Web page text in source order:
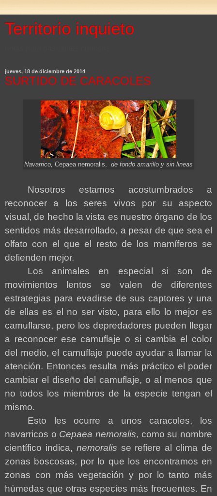
Territorio inquieto
jueves, 18 de diciembre de 2014
SURTIDO DE CARACOLES
Navarrico, Cepaea nemoralis, de fondo amarillo y sin lineas
Nosotros estamos acostumbrados a
reconocer a los seres vivos por su aspecto
visual, de hecho la vista es nuestro órgano de los
sentidos más desarrollado, a pesar de que sea el
olfato con el que el resto de los mamíferos se
defienden mejor.
Los animales en especial si son de
movimientos lentos se valen de diferentes
estrategias para evadirse de sus captores y una
de ellas es el no ser visto, para ello lo mejor es
camuflarse, pero los depredadores pueden llegar
a reconocer ese camuflaje o si cambia el color
del medio, el camuflaje puede ayudar a llamar la
atención. Entonces resulta más práctico el poder
cambiar el diseño del camuflaje, o al menos que
no todos los miembros de la especie tengan el
mismo.
Esto les ocurre a unos caracoles, los
navarricos o Cepaea nemoralis, como su nombre
científico indica, nemoralis se refiere al clima de
zonas boscosas, por lo que los encontramos en
zonas con más vegetación y por lo tanto más
húmedas que otras especies más frecuentes. En